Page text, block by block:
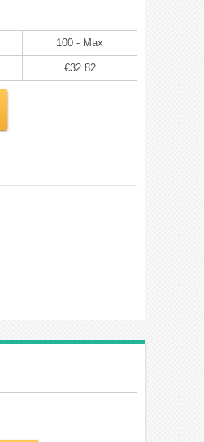
100 - Max
€32.82